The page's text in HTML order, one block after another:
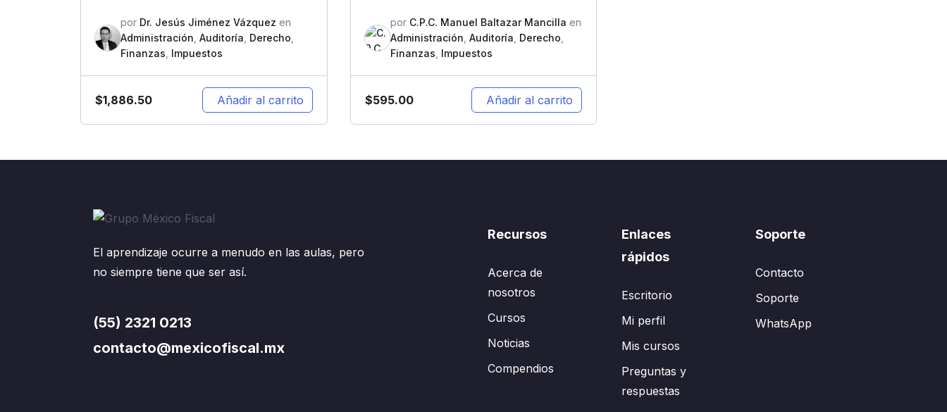
por Dr. Jesús Jiménez Vázquez en
Administración Auditoría Derecho
Finanzas Impuestos
$1,886.50 Añadir al carrito
por C.P.C. Manuel Baltazar Mancilla en
Administración Auditoría Derecho
Finanzas Impuestos
$595.00 Añadir al carrito
El aprendizaje ocurre a menudo en las aulas, pero
no siempre tiene que ser así.
(55) 2321 0213
contacto@mexicofiscal.mx
Recursos
Acerca de
nosotros
Cursos
Noticias
Compendios
Enlaces
rápidos
Escritorio
Mi perfil
Mis cursos
Preguntas y
respuestas
Soporte
Contacto
Soporte
WhatsApp